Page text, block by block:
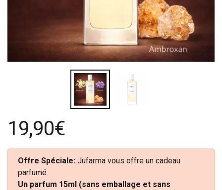
19,90€
Offre Spéciale: Jufarma vous offre un cadeau
parfumé
Un parfum 15ml (sans emballage et sans